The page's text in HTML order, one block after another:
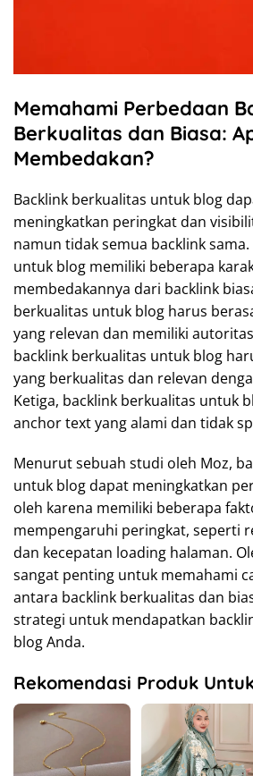
Memahami Perbedaan
Berkualitas dan Biasa:
Membedakan?
Backlink berkualitas untuk blog
meningkatkan peringkat dan
namun tidak semua backlink
untuk blog memiliki beberapa
membedakannya dari backlink
berkualitas untuk blog harus
yang relevan dan memiliki
backlink berkualitas untuk blog
yang berkualitas dan relevan
Ketiga, backlink berkualitas untuk
anchor text yang alami dan tidak
Menurut sebuah studi oleh Moz,
untuk blog dapat meningkatkan
oleh karena memiliki beberapa
mempengaruhi peringkat, seperti
dan kecepatan loading halaman.
sangat penting untuk memahami
antara backlink berkualitas dan
strategi untuk mendapatkan
blog Anda.
Rekomendasi Produk